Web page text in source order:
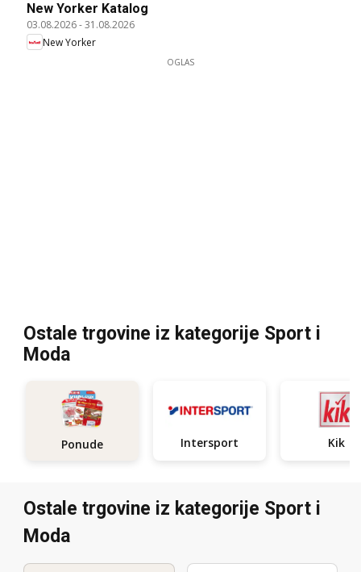
New Yorker Katalog
03.08.2026-31.08.2026
New Yorker
OGLAS
Ostale trgovine iz kategorije Sport i
Moda
Ponude Intersport Kik
Ostale trgovine iz kategorije Sport i
Moda